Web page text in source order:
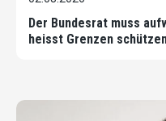
Der Bundesrat muss
heisst Grenzen